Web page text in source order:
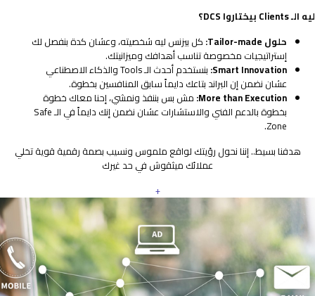
ليه الـ Clients بيختاروا DCS؟
حلول Tailor-made:
كل بيزنس ليه شخصيته، وعشان كدة بنفصل لك
إستراتيجيات مخصوصة تناسب أهدافك وميزانيتك.
Smart Innovation:
بنستخدم أحدث الـ Tools والذكاء الاصطناعي
عشان نضمن إن البراند بتاعك دايماً سابق المنافسين بخطوة.
More than Execution: مش بس بننفذ ونمشي، إحنا معاك خطوة
بخطوة بالدعم الفني والاستشارات عشان نضمن إنك دايماً في الـ Safe
Zone.
هدفنا بسيط.. إننا نحول رؤيتك لواقع ملموس ونسيب بصمة رقمية قوية تخلي
عملائك ميثقوش في حد غيرك
+